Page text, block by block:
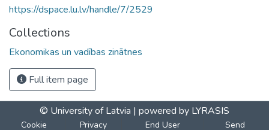
https://dspace.lu.lv/handle/7/2529
Collections
Ekonomikas un vadības zinātnes
Full item page
© University of Latvia | powered by LYRASIS
Cookie Privacy End User Send